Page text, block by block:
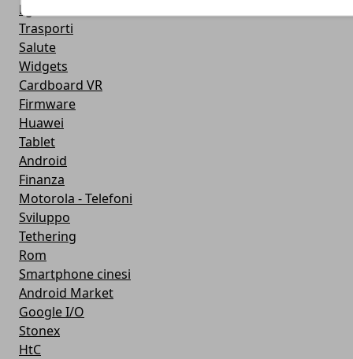
Lg - Telefoni
Trasporti
Salute
Widgets
Cardboard VR
Firmware
Huawei
Tablet
Android
Finanza
Motorola - Telefoni
Sviluppo
Tethering
Rom
Smartphone cinesi
Android Market
Google I/O
Stonex
HtC